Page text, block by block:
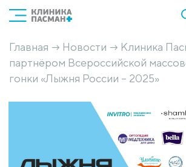
Главная → Новости → Клиника
партнёром Всероссийской
гонки «Лыжня России – 2025»